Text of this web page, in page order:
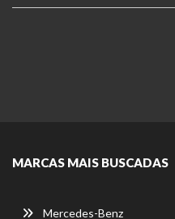
MARCAS MAIS BUSCADAS
Mercedes-Benz